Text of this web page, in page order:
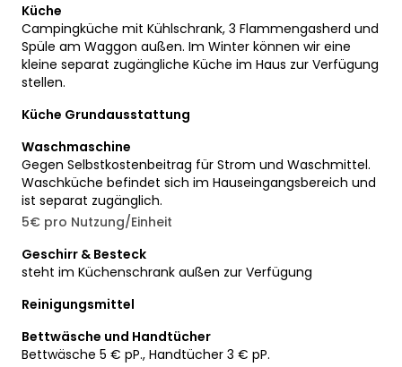
Küche
Campingküche mit Kühlschrank, 3 Flammengasherd und
Spüle am Waggon außen. Im Winter können wir eine
kleine separat zugängliche Küche im Haus zur Verfügung
stellen.
Küche Grundausstattung
Waschmaschine
Gegen Selbstkostenbeitrag für Strom und Waschmittel.
Waschküche befindet sich im Hauseingangsbereich und
ist separat zugänglich.
5€ pro Nutzung/Einheit
Geschirr & Besteck
steht im Küchenschrank außen zur Verfügung
Reinigungsmittel
Bettwäsche und Handtücher
Bettwäsche 5 € pP., Handtücher 3 € pP.